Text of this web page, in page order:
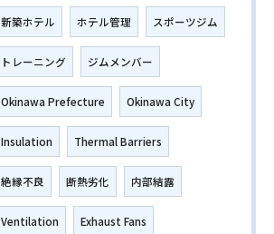
新築ホテル ホテル管理 スポーツジム
トレーニング ジムメンバー
Okinawa Prefecture Okinawa City
Insulation Thermal Barriers
絶縁不良 断熱劣化 内部結露
Ventilation Exhaust Fans